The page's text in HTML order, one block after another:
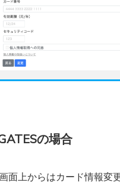
の場合
面上からはカード情報変